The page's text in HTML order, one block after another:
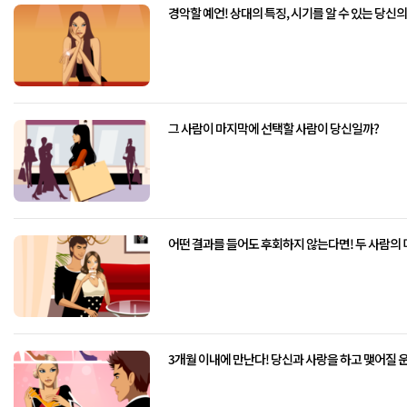
경악할 예언! 상대의 특징, 시기를 알 수 있는 당신
그 사람이 마지막에 선택할 사람이 당신일까?
어떤 결과를 들어도 후회하지 않는다면! 두 사람의
3개월 이내에 만난다! 당신과 사랑을 하고 맺어질